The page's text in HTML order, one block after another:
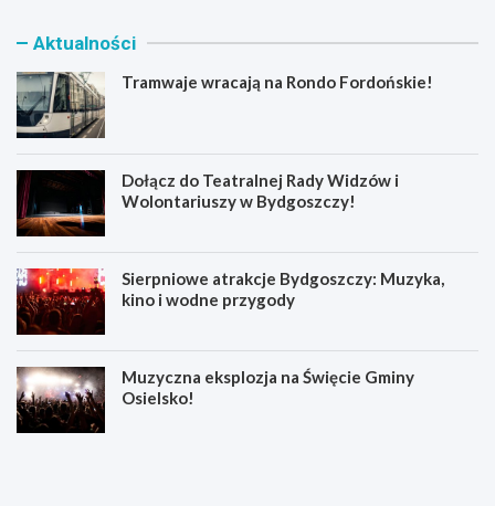
Aktualności
Tramwaje wracają na Rondo Fordońskie!
Dołącz do Teatralnej Rady Widzów i
Wolontariuszy w Bydgoszczy!
Sierpniowe atrakcje Bydgoszczy: Muzyka,
kino i wodne przygody
Muzyczna eksplozja na Święcie Gminy
Osielsko!
T
D